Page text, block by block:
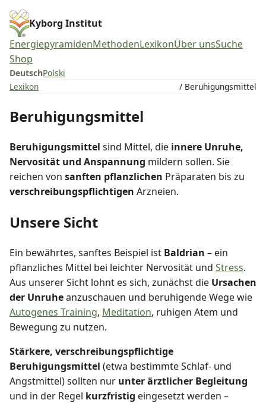
Kyborg Institut
EnergiepyramidenMethodenLexikonÜber unsSuche
Shop
DeutschPolski
Lexikon
/ Beruhigungsmittel
Beruhigungsmittel
Beruhigungsmittel sind Mittel, die innere Unruhe,
Nervosität und Anspannung mildern sollen. Sie
reichen von sanften pflanzlichen Präparaten bis zu
verschreibungspflichtigen Arzneien.
Unsere Sicht
Ein bewährtes, sanftes Beispiel ist Baldrian – ein
pflanzliches Mittel bei leichter Nervosität und Stress.
Aus unserer Sicht lohnt es sich, zunächst die Ursachen
der Unruheanzuschauen und beruhigende Wege wie
Autogenes Training, Meditation, ruhigen Atem und
Bewegung zu nutzen.
Stärkere, verschreibungspflichtige
Beruhigungsmittel (etwa bestimmte Schlaf- und
Angstmittel) sollten nur unter ärztlicher Begleitung
und in der Regel kurzfristig eingesetzt werden –